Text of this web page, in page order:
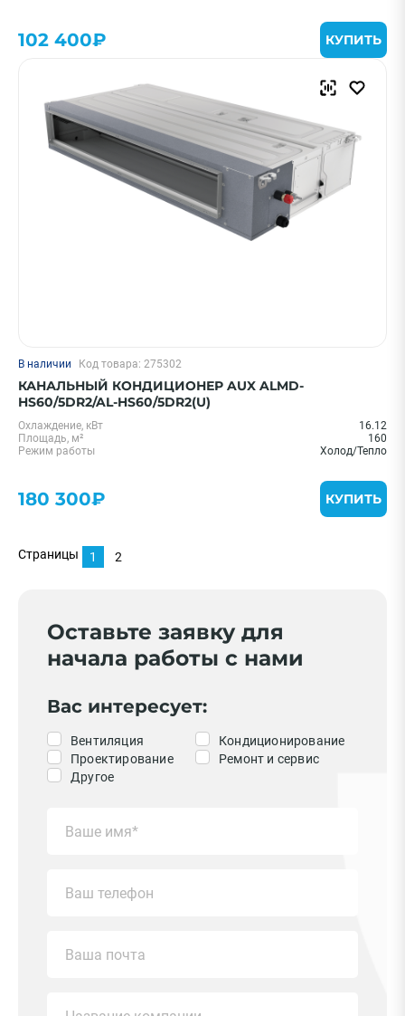
102 400₽ КУПИТЬ
В наличии Код товара: 275302
КАНАЛЬНЫЙ КОНДИЦИОНЕР AUX ALMD-
HS60/5DR2/AL-HS60/5DR2(U)
Охлаждение, кВт
16.12
Площадь, м²
160
Режим работы
Холод/Тепло
180 300₽ КУПИТЬ
Страницы 1 2
Оставьте заявку для
начала работы с нами
Вас интересует:
Вентиляция
Кондиционирование
Проектирование
Ремонт и сервис
Другое